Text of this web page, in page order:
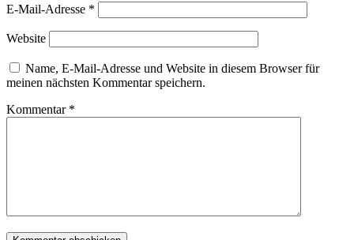
E-Mail-Adresse *
Website
Name, E-Mail-Adresse und Website in diesem Browser für
meinen nächsten Kommentar speichern.
Kommentar *